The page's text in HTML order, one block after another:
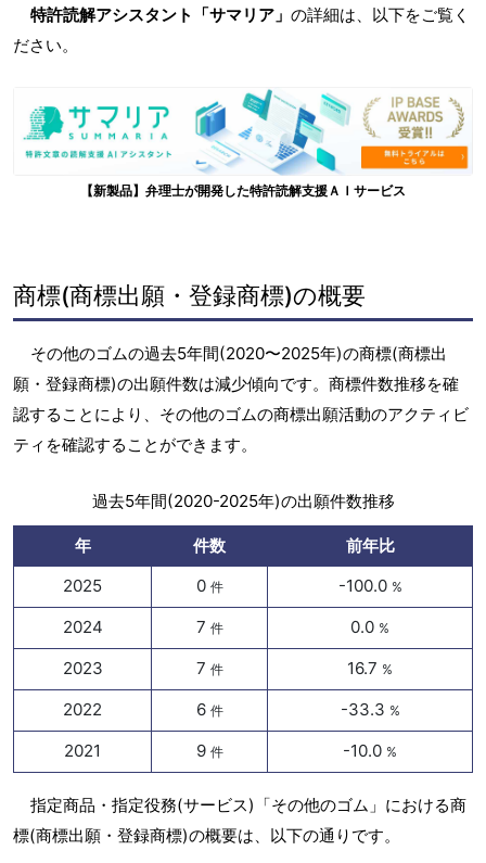
特許読解アシスタント「サマリア」 の詳細は、以下をご覧く
ださい。
【新製品】弁理士が開発した特許読解支援ＡＩサービス
商標(商標出願・登録商標)の概要
その他のゴムの過去5年間(2020〜2025年)の商標(商標出
願・登録商標)の出願件数は減少傾向です。商標件数推移を確
認することにより、その他のゴムの商標出願活動のアクティビ
ティを確認することができます。
過去5年間(2020-2025年)の出願件数推移
年 件数
前年比
2025
0 件 -100.0 %
2024 7 件 0.0 %
2023 7 件 16.7 %
2022 6 件 -33.3 %
2021 9 件 -10.0 %
指定商品・指定役務(サービス)「その他のゴム」における商
標(商標出願・登録商標)の概要は、以下の通りです。